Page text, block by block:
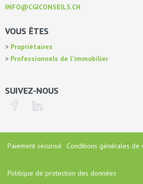
INFO@CGICONSEILS.CH
VOUS ÊTES
Propriétaires
Professionnels de l'immobilier
SUIVEZ-NOUS
Paiement sécurisé Conditions générales de
Politique de protection des données